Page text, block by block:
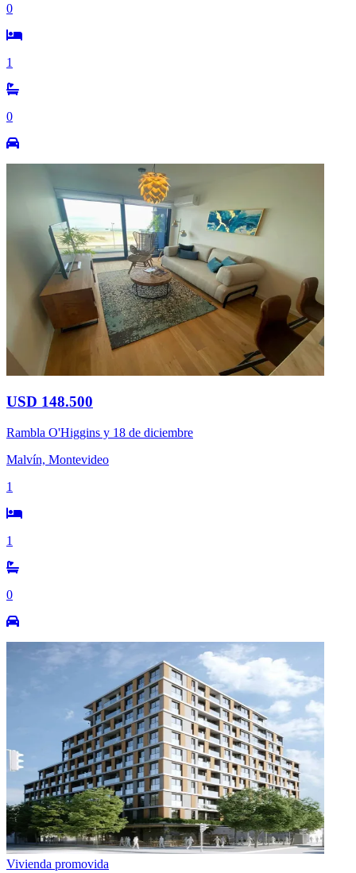
0
1
0
USD 148.500
Rambla O'Higgins y 18 de diciembre
Malvín, Montevideo
1
1
0
Vivienda promovida